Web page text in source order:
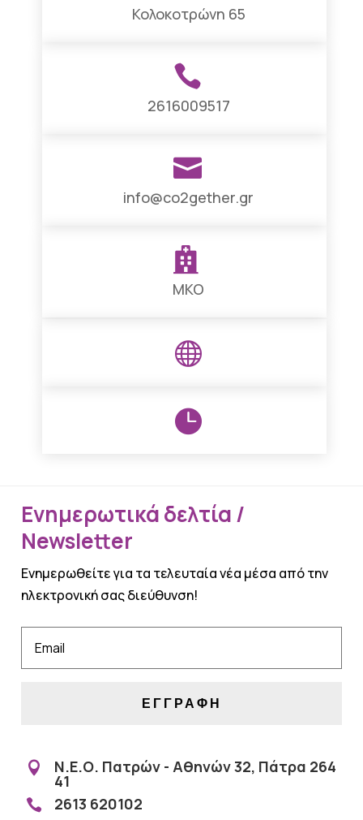
Κολοκοτρώνη 65

2616009517

info@co2gether.gr

ΜΚΟ


Ενημερωτικά δελτία /
Newsletter
Ενημερωθείτε για τα τελευταία νέα μέσα από την
ηλεκτρονική σας διεύθυνση!
ΕΓΓΡΑΦΗ
 Ν.Ε.Ο. Πατρών - Αθηνών 32, Πάτρα 264
41
 2613 620102